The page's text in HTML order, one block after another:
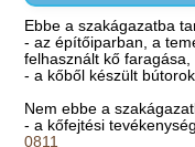
Ebbe a szakágazatba
- az építőiparban, a
felhasznált kő
- a kőből készült
Nem ebbe a
- a kőfejtési
0811